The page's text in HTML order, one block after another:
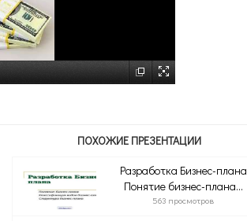
ПОХОЖИЕ ПРЕЗЕНТАЦИИ
Разработка Бизнес-плана
Понятие бизнес-плана...
563 просмотров